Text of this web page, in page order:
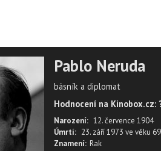
Pablo Neruda
básník a diplomat
Hodnocení na Kinobox.cz:
Narození: 12. července 1904
Úmrtí: 23. září 1973 ve věku
Znamení: Rak